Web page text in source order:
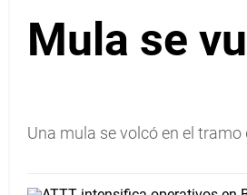
Mula se
Una mula se volcó en el